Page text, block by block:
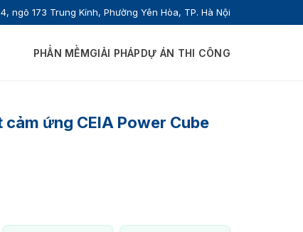
ngõ 173 Trung Kính, Phường Yên Hòa, TP. Hà Nội
PHẦN MỀMGIẢI PHÁPDỰ ÁN THI CÔNG
ứng CEIA Power Cube